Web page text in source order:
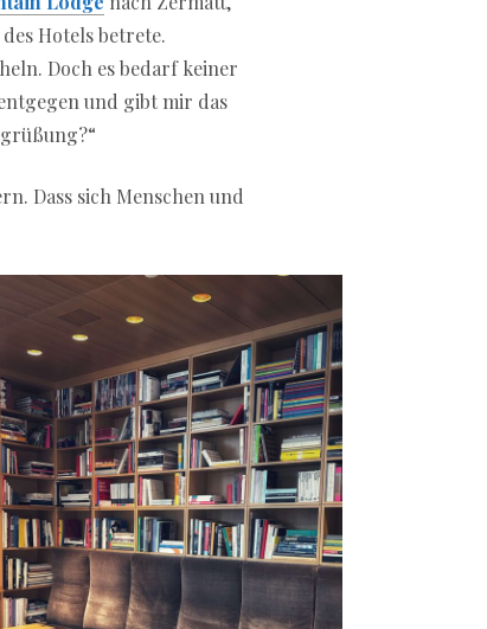
Hotels betrete.
Doch es bedarf keiner
und gibt mir das
Dass sich Menschen und